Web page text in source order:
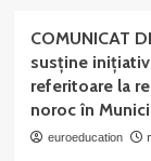
COMUNICAT
susține
referitoare la
noroc în
euroeducation